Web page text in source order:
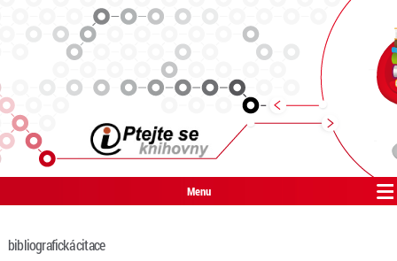
Menu
bibliografická citace